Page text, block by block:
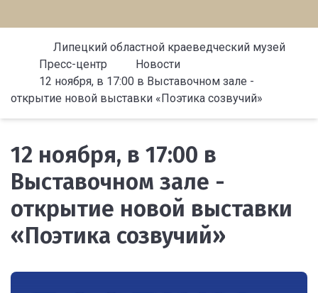
Липецкий областной краеведческий музей
Пресс-центр
Новости
12 ноября, в 17:00 в Выставочном зале -
открытие новой выставки «Поэтика созвучий»
12 ноября, в 17:00 в
Выставочном зале -
открытие новой выставки
«Поэтика созвучий»